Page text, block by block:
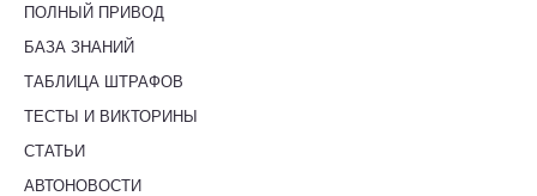
ПОЛНЫЙ ПРИВОД
БАЗА ЗНАНИЙ
ТАБЛИЦА ШТРАФОВ
ТЕСТЫ И ВИКТОРИНЫ
СТАТЬИ
АВТОНОВОСТИ